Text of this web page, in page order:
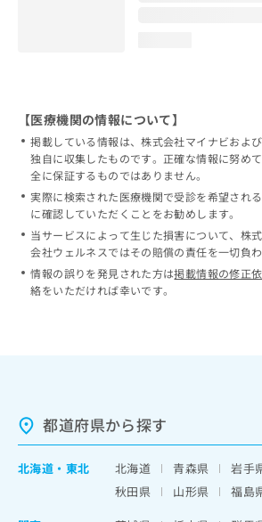
【医療機関の情報について】
掲載している情報は、株式会社マイナビおよ
独自に収集したものです。正確な情報に努め
全に保証するものではありません。
実際に検索された医療機関で受診を希望され
に確認していただくことをお勧めします。
当サービスによって生じた損害について、株
会社ウェルネスではその賠償の責任を一切負
情報の誤りを発見された方は掲載情報の修正
絡をいただければ幸いです。
都道府県から探す
北海道 ・ 東北 北海道 青森県 岩手
秋田県
山形県
福島